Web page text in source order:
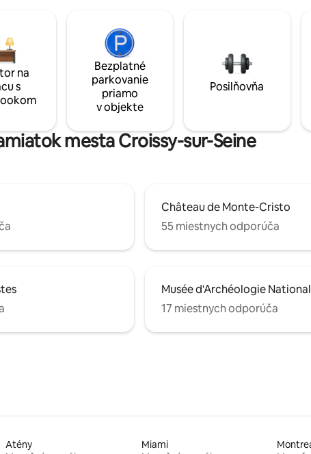
na
s
Bezplatné
parkovanie
priamo
v objekte
Posilňovňa
mesta Croissy-sur-Seine
Château de Monte-Cristo
55 miestnych odporúča
Musée d'Archéologie
17 miestnych odporúča
Atény
Miami